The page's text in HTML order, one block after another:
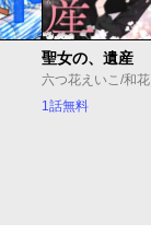
聖女の、遺産
六つ花えいこ/和花
1話無料